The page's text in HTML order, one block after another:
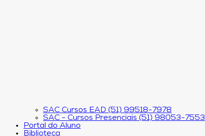
SAC Cursos EAD (51) 99518-7978
SAC - Cursos Presenciais (51) 98053-7553
Portal do Aluno
Biblioteca